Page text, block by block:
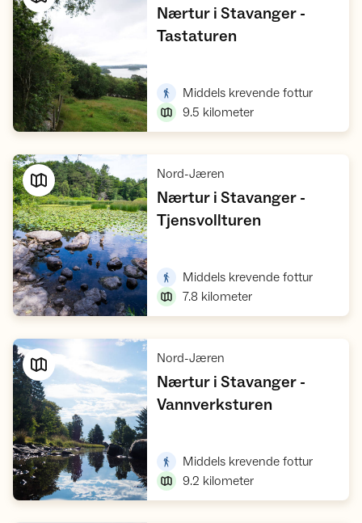
Nærtur i Stavanger -
Tastaturen,
Middels krevende fottur,
9.5 kilometer
Nord-Jæren
Nærtur i Stavanger -
Tjensvollturen,
Middels krevende fottur,
7.8 kilometer
Nord-Jæren
Nærtur i Stavanger -
Vannverksturen,
Middels krevende fottur,
9.2 kilometer